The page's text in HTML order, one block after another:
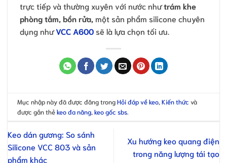
trực tiếp và thường xuyên với nước nhưtrám khe
phòng tắm, bồn rửa, một sản phẩm silicone chuyên
dụng nhưVCC A600 sẽ là lựa chọn tối ưu.
Mục nhập này đã được đăng trongHỏi đáp về keo,Kiến thức và
được gắn thẻkeo đa năng,keo gốc sbs.
Keo dán gương: So sánh
Silicone VCC 803 và sản
phẩm khác
Xu hướng keo quang điện
trong năng lượng tái tạo